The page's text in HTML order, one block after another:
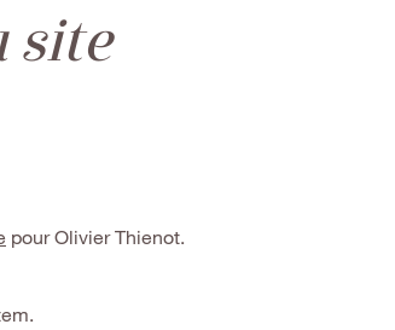
site
pour Olivier Thienot.